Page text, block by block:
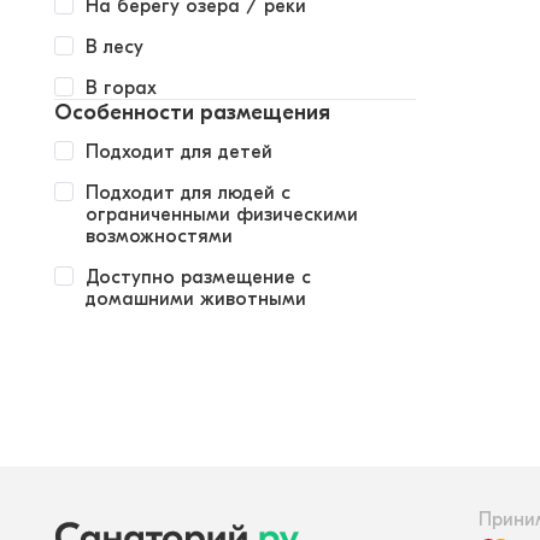
На берегу озера / реки
В лесу
В горах
Особенности размещения
Подходит для детей
Подходит для людей с
ограниченными физическими
возможностями
Доступно размещение с
домашними животными